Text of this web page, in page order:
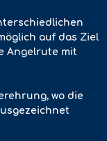
auf das Ziel
Angelrute mit
wo die